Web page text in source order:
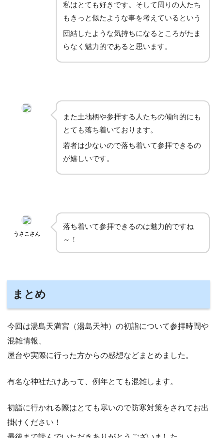
私はとても好きです。そして周りの人たち
もきっと似たような事を考えているという
団結したような気持ちになるところがたま
らなく魅力的であると思います。
また土地柄や参拝する人たちの傾向的にも
とても落ち着いております。
若者は少ないので落ち着いて参拝できるの
が嬉しいです。
うさこさん
落ち着いて参拝できるのは魅力的ですね
～！
まとめ
今回は湯島天満宮（湯島天神）の初詣について参拝時間や
混雑情報、
屋台や実際に行った方からの感想などまとめました。
有名な神社だけあって、例年とても混雑します。
初詣に行かれる際はとても寒いので防寒対策をされてお出
掛けください！